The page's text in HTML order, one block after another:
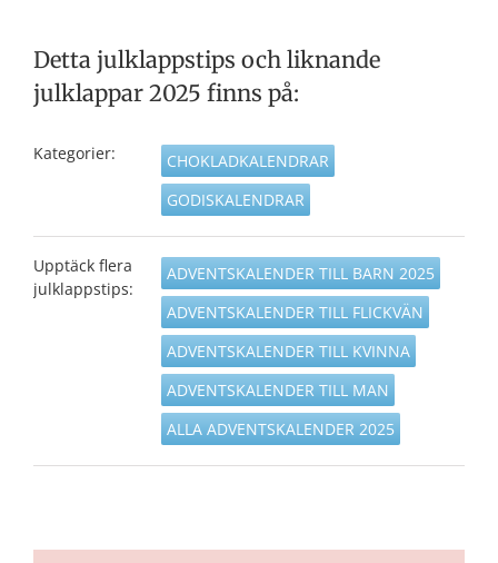
Detta julklappstips och liknande
julklappar 2025 finns på:
Kategorier:
CHOKLADKALENDRAR
GODISKALENDRAR
Upptäck flera
julklappstips:
ADVENTSKALENDER TILL BARN 2025
ADVENTSKALENDER TILL FLICKVÄN
ADVENTSKALENDER TILL KVINNA
ADVENTSKALENDER TILL MAN
ALLA ADVENTSKALENDER 2025